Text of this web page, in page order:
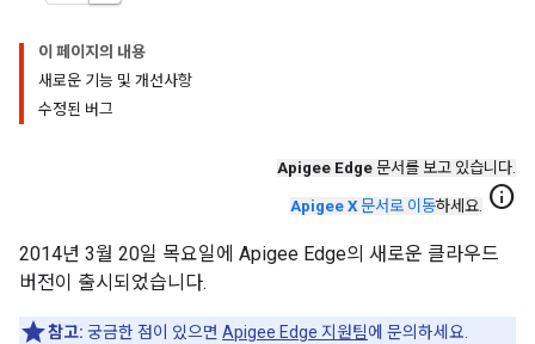
이 페이지의 내용
새로운 기능 및 개선사항
수정된 버그
Apigee Edge 문서를 보고 있습니다.
Apigee X 문서로 이동하세요. info
2014년 3월 20일 목요일에 Apigee Edge의 새로운 클라우드
버전이 출시되었습니다.
참고: 궁금한 점이 있으면 Apigee Edge 지원팀에 문의하세요.